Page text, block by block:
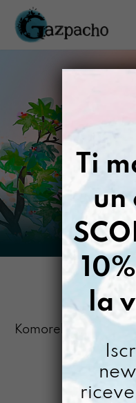
Salta
contenuto
Komorebi
foglie
Ti
un
la